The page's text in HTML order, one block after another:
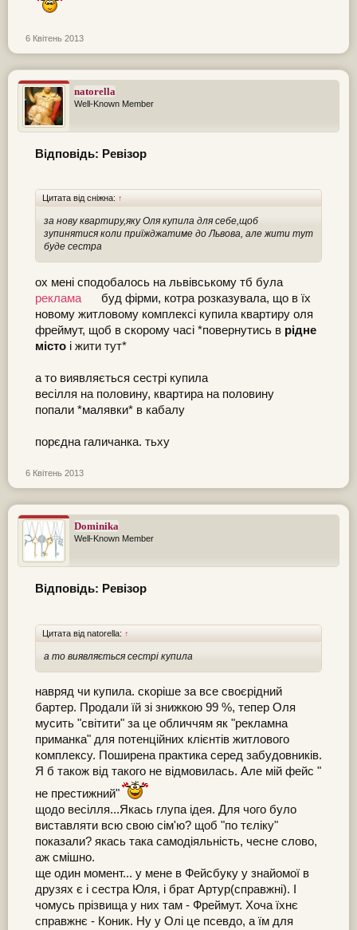
6 Квітень 2013
natorella
Well-Known Member
Відповідь: Ревізор
Цитата від сніжна: ↑
за нову квартиру,яку Оля купила для себе,щоб
зупинятися коли приїжджатиме до Львова, але жити тут
буде сестра
ох мені сподобалось на львівському тб була
реклама
буд фірми, котра розказувала, що в їх
новому житловому комплексі купила квартиру оля
фреймут, щоб в скорому часі *повернутись в рідне
місто і жити тут*
а то виявляється сестрі купила
весілля на половину, квартира на половину
попали *малявки* в кабалу
порєдна галичанка. тьху
6 Квітень 2013
Dominika
Well-Known Member
Відповідь: Ревізор
Цитата від natorella: ↑
а то виявляється сестрі купила
навряд чи купила. скоріше за все своєрідний
бартер. Продали їй зі знижкою 99 %, тепер Оля
мусить "світити" за це обличчям як "рекламна
приманка" для потенційних клієнтів житлового
комплексу. Поширена практика серед забудовників.
Я б також від такого не відмовилась. Але мій фейс "
не престижний"
щодо весілля...Якась глупа ідея. Для чого було
виставляти всю свою сім'ю? щоб "по тєліку"
показали? якась така самодіяльність, чесне слово,
аж смішно.
ще один момент... у мене в Фейсбуку у знайомої в
друзях є і сестра Юля, і брат Артур(справжні). І
чомусь прізвища у них там - Фреймут. Хоча їхнє
справжнє - Коник. Ну у Олі це псевдо, а їм для